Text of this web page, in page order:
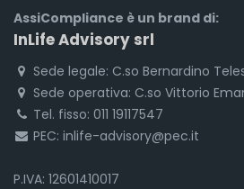
AssiCompliance è un brand di:
InLife Advisory srl
Sede legale: C.so Bernardino
Sede operativa: C.so Vittorio
Tel. fisso: 011 19117547
PEC: inlife-advisory@pec.it
P.IVA: 12601410017